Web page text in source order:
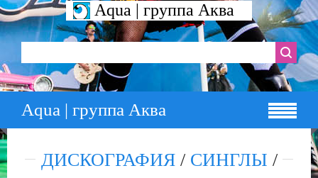
Aqua | группа Аква
Aqua | группа Аква
ДИСКОГРАФИЯ/ СИНГЛЫ /